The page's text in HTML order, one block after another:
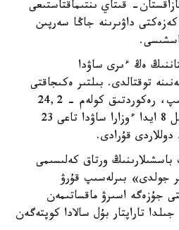
قىتاي ىنتىماقتاستىعى
كەزەكتى داۋىرىنە جاڭا سەرپىن
ەڭ ءىرى ساۋدا
توقتالدى. بىلتىر ەكىجاقتى
تاۋار اينالىمى 35 پايىزعا ارتىپ، رەكوردتىق كولەم - 24,2
ميلليارد دوللارعا جەتتى. بيىل 8 ايدا ءوزارا ساۋدا تاعى 23
ورتاق كەلىسىمى
جولدى» بىرلەسىپ قۇرۋ
جۇزەگە اسىرۋ ماقساتىمەن
كەلگەنىن ايتتى. سوڭعى 10 جىلدا تاراپتار بۇل سالادا كوپتەگەن